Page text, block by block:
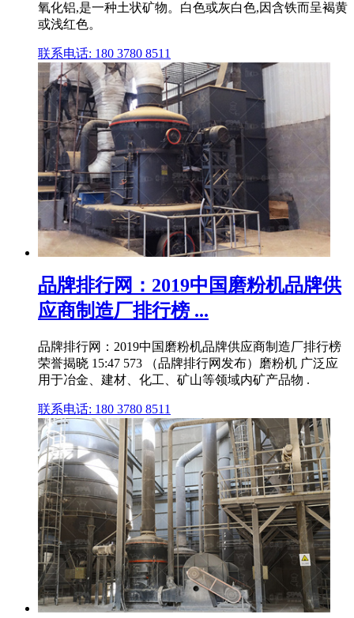
氧化铝,是一种土状矿物。白色或灰白色,因含铁而呈褐黄
或浅红色。
联系电话: 180 3780 8511
品牌排行网：2019中国磨粉机品牌供
应商制造厂排行榜 ...
品牌排行网：2019中国磨粉机品牌供应商制造厂排行榜
荣誉揭晓 15:47 573 （品牌排行网发布）磨粉机 广泛应
用于冶金、建材、化工、矿山等领域内矿产品物 .
联系电话: 180 3780 8511